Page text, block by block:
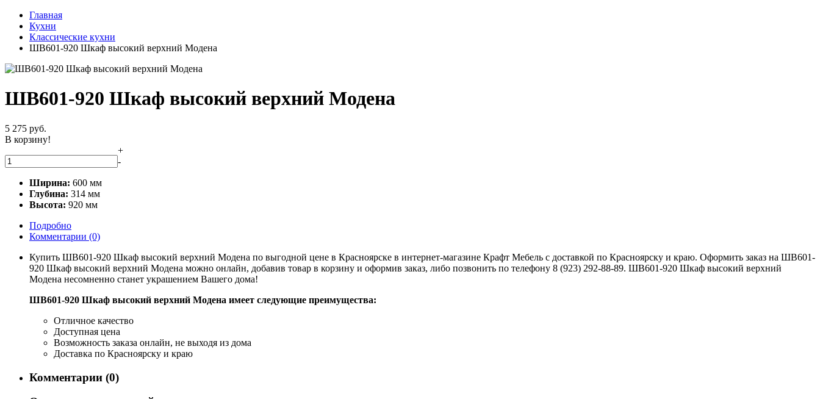
Главная
Кухни
Классические кухни
ШВ601-920 Шкаф высокий верхний Модена
ШВ601-920 Шкаф высокий верхний Модена
5 275 руб.
В корзину!
+
-
Ширина: 600 мм
Глубина: 314 мм
Высота: 920 мм
Подробно
Комментарии (0)
Купить ШВ601-920 Шкаф высокий верхний Модена по выгодной цене в Красноярске в интернет-магазине Крафт Мебель с доставкой по Красноярску и краю. Оформить заказ на ШВ601-
920 Шкаф высокий верхний Модена можно онлайн, добавив товар в корзину и оформив заказ, либо позвонить по телефону 8 (923) 292-88-89. ШВ601-920 Шкаф высокий верхний
Модена несомненно станет украшением Вашего дома!
ШВ601-920 Шкаф высокий верхний Модена имеет следующие преимущества:
Отличное качество
Доступная цена
Возможность заказа онлайн, не выходя из дома
Доставка по Красноярску и краю
Комментарии (0)